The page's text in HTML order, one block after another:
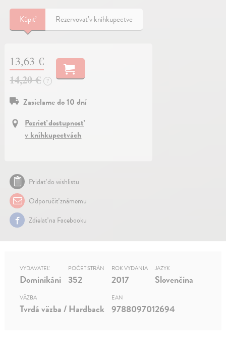
Kúpiť Rezervovať v kníhkupectve
13,63 €
14,20 €
?
Zasielame do 10 dní
Pozrieť dostupnosť
v kníhkupectvách
Pridať do wishlistu
Odporučiť známemu
Zdielať na Facebooku
VYDAVATEĽ
Dominikáni
POČET STRÁN
352
ROK VYDANIA
2017
JAZYK
Slovenčina
VÄZBA
Tvrdá väzba / Hardback
EAN
9788097012694